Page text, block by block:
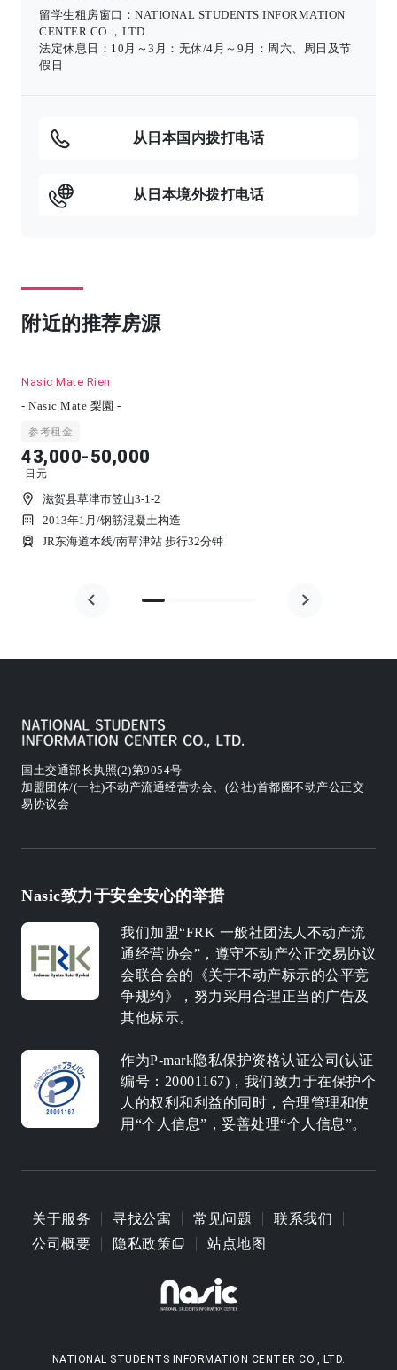
留学生租房窗口：NATIONAL STUDENTS INFORMATION
CENTER CO.，LTD.
法定休息日：10月～3月：无休/4月～9月：周六、周日及节
假日
从日本国内拨打电话
从日本境外拨打电话
附近的推荐房源
Nasic Mate Rien
- Nasic Mate 梨園 -
参考租金
43,000-50,000
日元
滋贺县草津市笠山3-1-2
2013年1月 /钢筋混凝土构造
JR东海道本线/南草津站 步行32分钟
国土交通部长执照(2)第9054号
加盟团体/(一社)不动产流通经营协会、(公社)首都圈不动产公正交
易协议会
Nasic致力于安全安心的举措
我们加盟“FRK 一般社团法人不动产流
通经营协会”，遵守不动产公正交易协议
会联合会的《关于不动产标示的公平竞
争规约》，努力采用合理正当的广告及
其他标示。
作为P-mark隐私保护资格认证公司(认证
编号：20001167)，我们致力于在保护个
人的权利和利益的同时，合理管理和使
用“个人信息”，妥善处理“个人信息”。
关于服务 寻找公寓 常见问题
联系我们
公司概要
隐私政策 站点地图
NATIONAL STUDENTS INFORMATION CENTER CO., LTD.